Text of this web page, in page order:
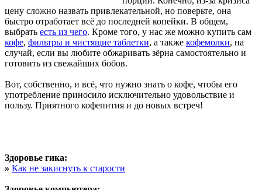
цену сложно назвать привлекательной, но поверьте, она
быстро отработает всё до последней копейки. В общем,
выбрать есть из чего. Кроме того, у нас же можно купить сам
кофе, фильтры и чистящие таблетки, а также кофемолки, на
случай, если вы любите обжаривать зёрна самостоятельно и
готовить из свежайших бобов.
Вот, собственно, и всё, что нужно знать о кофе, чтобы его
употребление приносило исключительно удовольствие и
пользу. Приятного кофепития и до новых встреч!
Здоровье гика:
» Как не закиснуть к старости